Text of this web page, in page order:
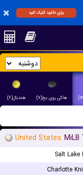
برای دانلود کلیک کنید
هاکی روی یخ(۷) هندبال(۶)
United States MiLB
Salt Lake
Charlotte